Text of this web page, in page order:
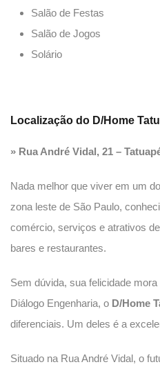
Salão de Festas
Salão de Jogos
Solário
Localização do D/Home
» Rua André Vidal, 21 –
Nada melhor que viver em um
zona leste de São Paulo,
comércio, serviços e atrativos
bares e restaurantes.
Sem dúvida, sua felicidade
Diálogo Engenharia, o D/Home
diferenciais. Um deles é a
Situado na Rua André Vidal, o